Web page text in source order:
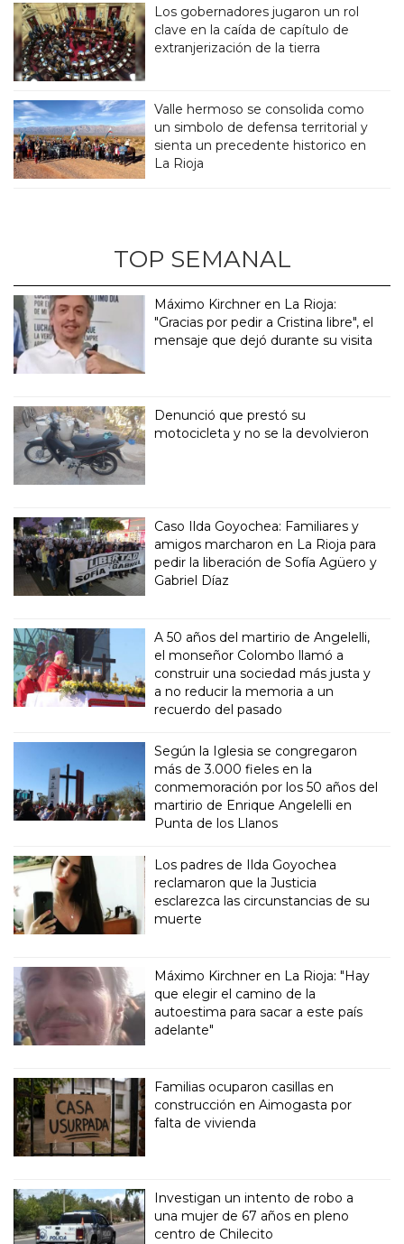
Los gobernadores jugaron un rol
clave en la caída de capítulo de
extranjerización de la tierra
Valle hermoso se consolida como
un simbolo de defensa territorial y
sienta un precedente historico en
La Rioja
TOP SEMANAL
Máximo Kirchner en La Rioja:
"Gracias por pedir a Cristina libre", el
mensaje que dejó durante su visita
Denunció que prestó su
motocicleta y no se la devolvieron
Caso Ilda Goyochea: Familiares y
amigos marcharon en La Rioja para
pedir la liberación de Sofía Agüero y
Gabriel Díaz
A 50 años del martirio de Angelelli,
el monseñor Colombo llamó a
construir una sociedad más justa y
a no reducir la memoria a un
recuerdo del pasado
Según la Iglesia se congregaron
más de 3.000 fieles en la
conmemoración por los 50 años del
martirio de Enrique Angelelli en
Punta de los Llanos
Los padres de Ilda Goyochea
reclamaron que la Justicia
esclarezca las circunstancias de su
muerte
Máximo Kirchner en La Rioja: "Hay
que elegir el camino de la
autoestima para sacar a este país
adelante"
Familias ocuparon casillas en
construcción en Aimogasta por
falta de vivienda
Investigan un intento de robo a
una mujer de 67 años en pleno
centro de Chilecito